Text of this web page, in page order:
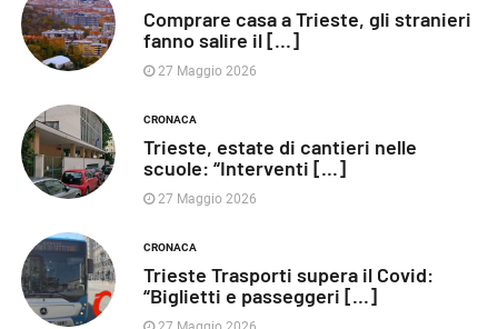
Comprare casa a Trieste, gli stranieri
fanno salire il [...]
27 Maggio 2026
CRONACA
Trieste, estate di cantieri nelle
scuole: “Interventi [...]
27 Maggio 2026
CRONACA
Trieste Trasporti supera il Covid:
“Biglietti e passeggeri [...]